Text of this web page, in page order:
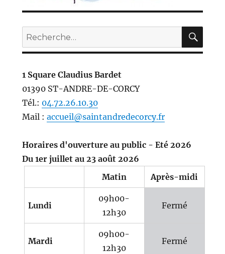
Recherche
pour :
1 Square Claudius Bardet
01390 ST-ANDRE-DE-CORCY
Tél.: 04.72.26.10.30
Mail : accueil@saintandredecorcy.fr
Horaires d'ouverture au public - Eté 2026
Du 1er juillet au 23 août 2026
Matin
Après-midi
Lundi
09h00-
12h30
Fermé
Mardi
09h00-
12h30
Fermé